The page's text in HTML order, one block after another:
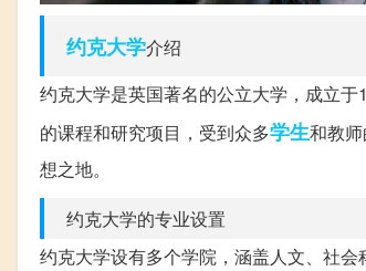
约克大学介绍
约克大学是英国著名的公立大学，成立
的课程和研究项目，受到众多学生和教
想之地。
约克大学的专业设置
约克大学设有多个学院，涵盖人文、社